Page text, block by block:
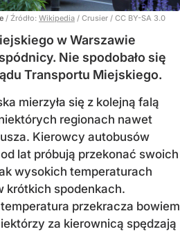
/ Źródło: Wikipedia / Crusier / CC BY-SA 3.0
w Warszawie
Nie spodobało się
Transportu Miejskiego.
mierzyła się z kolejną falą
regionach nawet
Kierowcy autobusów
lat próbują przekonać swoich
wysokich temperaturach
krótkich spodenkach.
przekracza bowiem
za kierownicą spędzają